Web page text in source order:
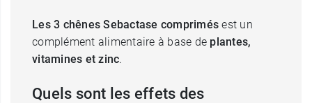
Les 3 chênes Sebactase comprimésest un
complément alimentaire à base de plantes,
vitamines et zinc.
Quels sont les effets des